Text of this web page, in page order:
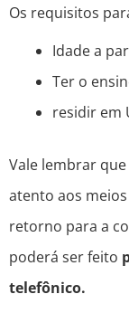
Os requisitos
Idade a
Ter o
residir em
Vale lembrar
atento aos
retorno para a
poderá ser feito
telefônico.